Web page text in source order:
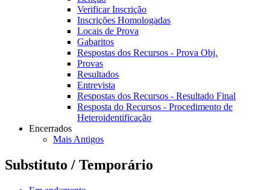
Verificar Inscrição
Inscrições Homologadas
Locais de Prova
Gabaritos
Respostas dos Recursos - Prova Obj.
Provas
Resultados
Entrevista
Respostas dos Recursos - Resultado Final
Resposta do Recursos - Procedimento de
Heteroidentificação
Encerrados
Mais Antigos
Substituto / Temporário